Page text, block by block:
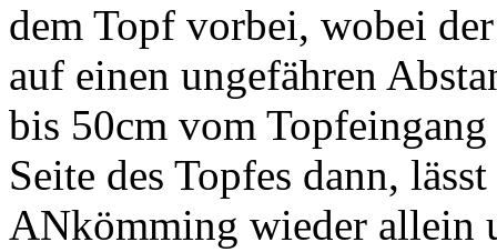
dem Topf vorbei, wobei
auf einen ungefähren
bis 50cm vom
Seite des Topfes dann,
ANkömming wieder allein